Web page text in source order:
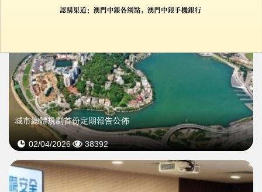
城市總體規劃首份定期報告公佈
02/04/2026 38392